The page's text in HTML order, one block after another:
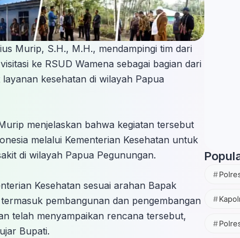
Murip, S.H., M.H., mendampingi tim dari
ke RSUD Wamena sebagai bagian dari
kesehatan di wilayah Papua
menjelaskan bahwa kegiatan tersebut
melalui Kementerian Kesehatan untuk
di wilayah Papua Pegunungan.
Kesehatan sesuai arahan Bapak
pembangunan dan pengembangan
telah menyampaikan rencana tersebut,
Bupati.